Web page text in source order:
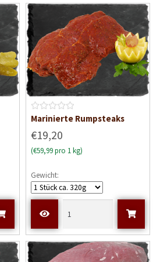
0
o
n
5
B
w
e
t
e
i
t
0
Marinierte Rumpsteaks
€19,20
(€59,99 pro 1 kg)
Gewicht: